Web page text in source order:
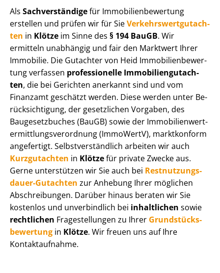
Als Sachverständigefür Im­mo­bi­li­en­be­wer­tung
erstellen und prüfen wir für SieVer­kehrs­wert­gut­ach­
ten in Klötze im Sinne des § 194 BauGB. Wir
ermitteln unabhängig und fair den Marktwert Ihrer
Immobilie. Die Gutachter von Heid Im­mo­bi­li­en­be­wer­
tung verfassen professionelle Im­mo­bi­li­en­gut­ach­
ten, die bei Gerichten anerkannt sind und vom
Finanzamt geschätzt werden. Diese werden unter Be­
rück­sich­ti­gung, der gesetzlichen Vorgaben, des
Baugesetzbuches (BauGB) sowie der Im­mo­bi­li­en­wert­
ermitt­lungs­ver­ord­nung (ImmoWertV), marktkonform
angefertigt. Selbst­ver­ständ­lich arbeiten wir auch
Kurzgutachten in Klötzefür private Zwecke aus.
Gerne unterstützen wir Sie auch bei Rest­nut­zungs­
dau­er-Gutachten zur Anhebung Ihrer möglichen
Abschreibungen. Darüber hinaus beraten wir Sie
kostenlos und unverbindlich bei inhaltlichen sowie
rechtlichen Fragestellungen zu Ihrer Grund­stücks­
be­wer­tung in Klötze. Wir freuen uns auf Ihre
Kontaktaufnahme.